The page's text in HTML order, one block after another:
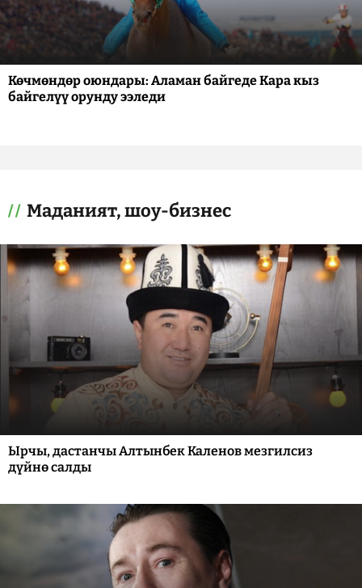
Көчмөндөр оюндары: Аламан байгеде Кара кыз
байгелүү орунду ээледи
Маданият, шоу-бизнес
Ырчы, дастанчы Алтынбек Каленов мезгилсиз
дүйнө салды